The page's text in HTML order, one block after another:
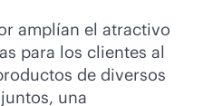
amplían el atractivo
para los clientes al
de diversos
una